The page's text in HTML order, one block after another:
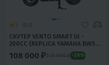
СКУТЕР VENTO SMART III -
200CC (REPLICA YAMAHA BWS
108 000 ₽149 990 ₽ -28%